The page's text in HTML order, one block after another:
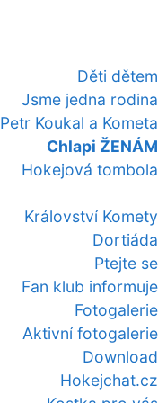
Děti dětem
Jsme jedna rodina
Petr Koukal a Kometa
Chlapi ŽENÁM
Hokejová tombola
Království Komety
Dortiáda
Ptejte se
Fan klub informuje
Fotogalerie
Aktivní fotogalerie
Download
Hokejchat.cz